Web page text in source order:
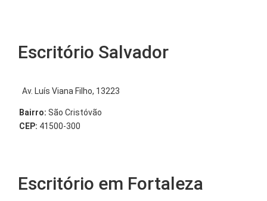
Escritório Salvador
Av. Luís Viana Filho, 13223
Bairro: São Cristóvão
CEP: 41500-300
Escritório em Fortaleza